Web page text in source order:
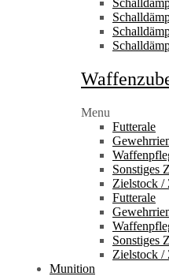
Menu
Futterale
Sonstiges
Zielstock /
Futterale
Sonstiges
Zielstock /
Munition